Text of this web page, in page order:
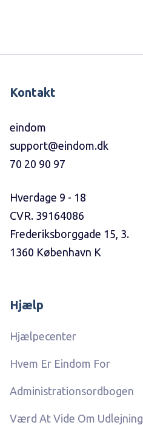
Kontakt
eindom
support@eindom.dk
70 20 90 97
Hverdage 9 - 18
CVR. 39164086
Frederiksborggade 15, 3.
1360 København K
Hjælp
Hjælpecenter
Hvem Er Eindom For
Administrationsordbogen
Værd At Vide Om Udlejning